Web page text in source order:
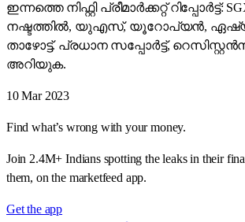
ഇന്നത്തെ നിഫ്റ്റി പ്രീമാർക്കറ്റ് റിപ്പോർട്ട്:
നഷ്ടത്തിൽ, യുഎസ്, യൂറോപ്യൻ,
താഴോട്ട്. പ്രധാന സപ്പോർട്ട്,
അറിയുക.
10 Mar 2023
Find what’s wrong with your money.
Join 2.4M+ Indians spotting the leaks in their
them, on the marketfeed app.
Get the app